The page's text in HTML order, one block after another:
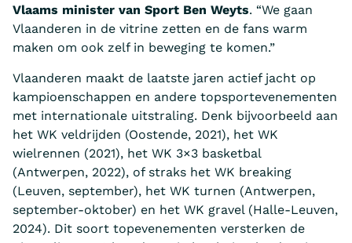
Vlaams minister van Sport Ben Weyts. “We gaan
Vlaanderen in de vitrine zetten en de fans warm
maken om ook zelf in beweging te komen.”
Vlaanderen maakt de laatste jaren actief jacht op
kampioenschappen en andere topsportevenementen
met internationale uitstraling. Denk bijvoorbeeld aan
het WK veldrijden (Oostende, 2021), het WK
wielrennen (2021), het WK 3×3 basketbal
(Antwerpen, 2022), of straks het WK breaking
(Leuven, september), het WK turnen (Antwerpen,
september-oktober) en het WK gravel (Halle-Leuven,
2024). Dit soort topevenementen versterken de